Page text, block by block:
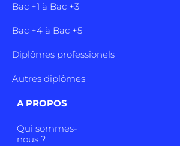
Bac +1 à Bac +3
Bac +4 à Bac +5
Diplômes professionels
Autres diplômes
A PROPOS
Qui sommes-
nous ?